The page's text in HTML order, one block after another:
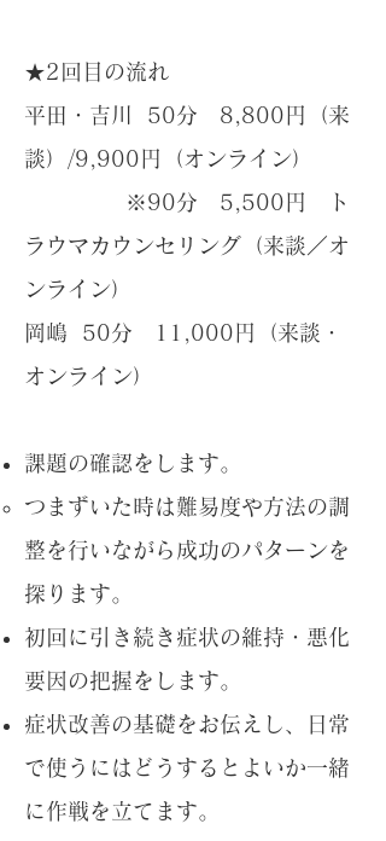
★2回目の流れ
平田・吉川 50分 8,800円（来
談）/9,900円（オンライン）
​ ※90分 5,500円 ト
ラウマカウンセリング（来談／オ
ンライン）
岡嶋 50分 11,000円（来談・
オンライン）
課題の確認をします。
つまずいた時は難易度や方法の調
整を行いながら成功のパターンを
探ります。
初回に引き続き症状の維持・悪化
要因の把握をします。
​症状改善の基礎をお伝えし、日常
で使うにはどうするとよいか一緒
に作戦を立てます。